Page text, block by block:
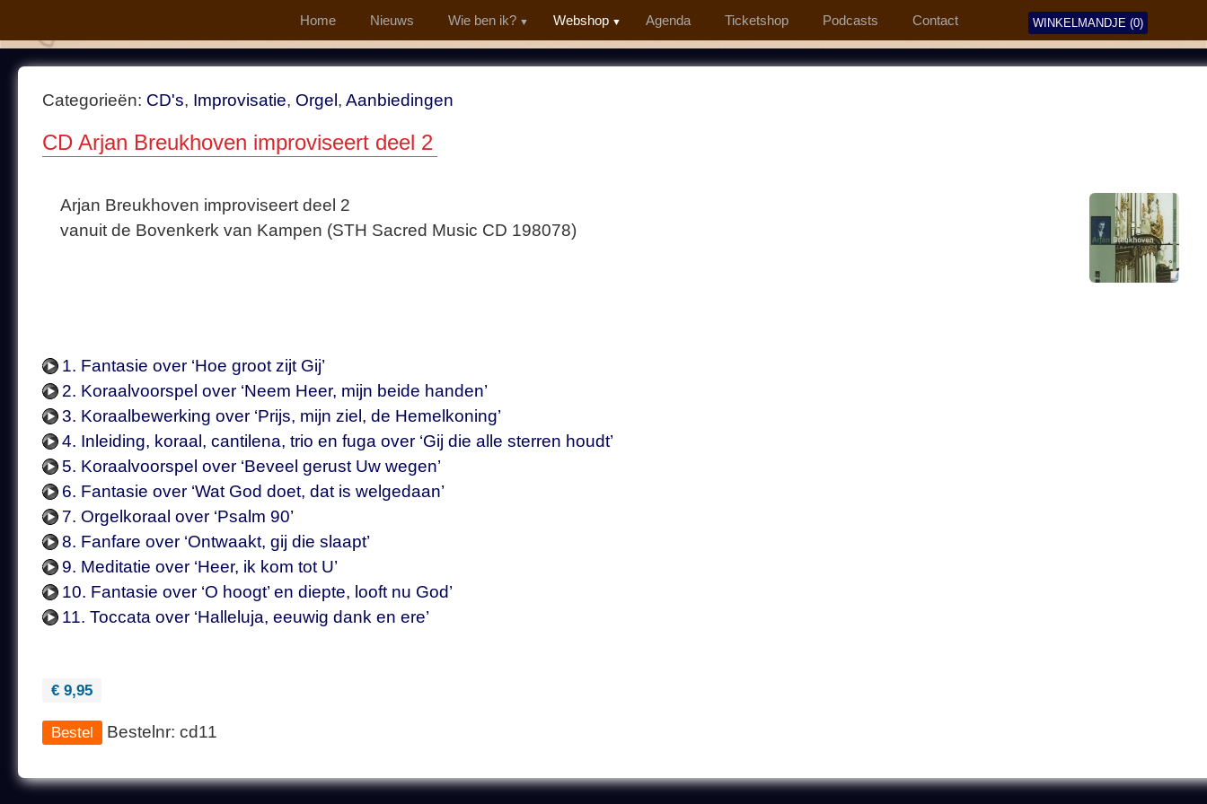
Home Nieuws Wie ben ik? Webshop Agenda Ticketshop Podcasts Contact WINKELMANDJE (0)
Categorieën: CD's, Improvisatie, Orgel , Aanbiedingen
CD Arjan Breukhoven improviseert deel 2
Arjan Breukhoven improviseert deel 2
vanuit de Bovenkerk van Kampen (STH Sacred Music CD 198078)
1. Fantasie over ‘Hoe groot zijt Gij’
2. Koraalvoorspel over ‘Neem Heer, mijn beide handen’
3. Koraalbewerking over ‘Prijs, mijn ziel, de Hemelkoning’
4. Inleiding, koraal, cantilena, trio en fuga over ‘Gij die alle sterren houdt’
5. Koraalvoorspel over ‘Beveel gerust Uw wegen’
6. Fantasie over ‘Wat God doet, dat is welgedaan’
7. Orgelkoraal over ‘Psalm 90’
8. Fanfare over ‘Ontwaakt, gij die slaapt’
9. Meditatie over ‘Heer, ik kom tot U’
10. Fantasie over ‘O hoogt’ en diepte, looft nu God’
11. Toccata over ‘Halleluja, eeuwig dank en ere’
€ 9,95
Bestelnr: cd11